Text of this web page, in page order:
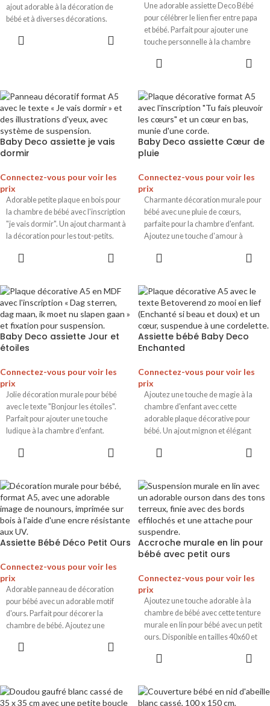
ajout adorable à la décoration de
bébé et à diverses décorations.
agréable qui crée une atmosphère
Une adorable assiette Deco Bébé
pour célébrer le lien fier entre papa
et bébé. Parfait pour ajouter une
touche personnelle à la chambre
Baby Deco assiette je vais
dormir
Connectez-vous pour voir les
prix
Adorable petite plaque en bois pour
la chambre de bébé avec l'inscription
"je vais dormir". Un ajout charmant à
la décoration pour les tout-petits.
Baby Deco assiette Cœur de
pluie
Connectez-vous pour voir les
prix
Charmante décoration murale pour
bébé avec une pluie de cœurs,
parfaite pour la chambre d'enfant.
Ajoutez une touche d'amour à
Baby Deco assiette Jour et
étoiles
Connectez-vous pour voir les
prix
Jolie décoration murale pour bébé
avec le texte "Bonjour les étoiles".
Parfait pour ajouter une touche
ludique à la chambre d'enfant.
haute qualité et facile à accrocher.
Assiette bébé Baby Deco
Enchanted
Connectez-vous pour voir les
prix
Ajoutez une touche de magie à la
chambre d'enfant avec cette
adorable plaque décorative pour
bébé. Un ajout mignon et élégant
Assiette Bébé Déco Petit Ours
Connectez-vous pour voir les
prix
Adorable panneau de décoration
pour bébé avec un adorable motif
d'ours. Parfait pour décorer la
chambre de bébé. Ajoutez une
Accroche murale en lin pour
bébé avec petit ours
Connectez-vous pour voir les
prix
Ajoutez une touche adorable à la
chambre de bébé avec cette tenture
murale en lin pour bébé avec un petit
ours. Disponible en tailles 40x60 et
bébé.